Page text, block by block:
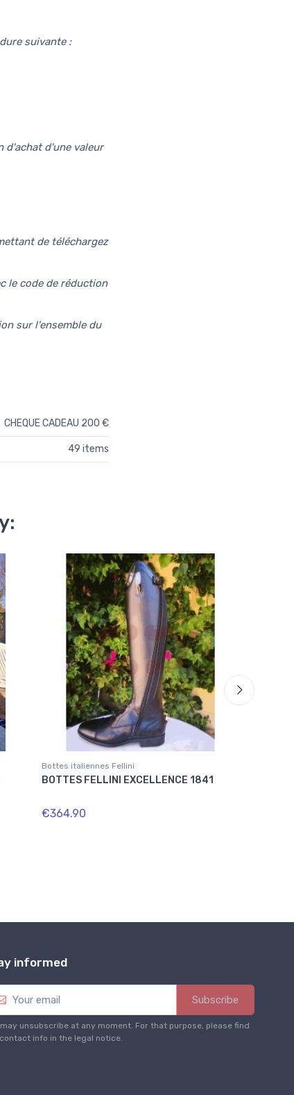
suivante :
d'achat d'une valeur
de téléchargez
le code de réduction
sur l'ensemble du
CHEQUE CADEAU 200 €
49 items
Bottes italiennes Fellini
BOTTES FELLINI EXCELLENCE 1841
€364.90
informed
Subscribe
may unsubscribe at any moment. For that purpose, please find
info in the legal notice.